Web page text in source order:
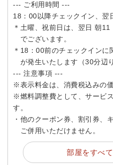
--- ご利用時間 ---
18：00以降チェックイン、翌
＊土曜、祝前日は、翌日 朝
でございます。
＊18：00前のチェックインに
が発生いたします（30分辺
--- 注意事項 ---
※表示料金は、消費税込みの
※燃料調整費として、サービ
す。
・他のクーポン券、割引券、
ご併用いただけません。
部屋をすべ